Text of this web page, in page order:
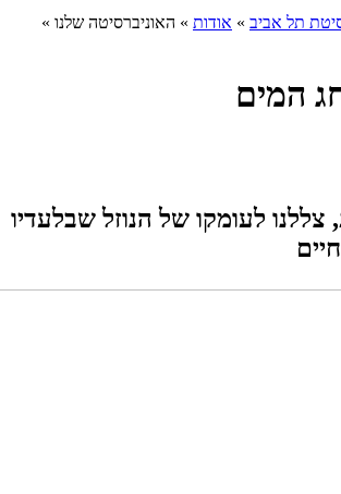
תל אביב » אודות » האוניברסיטה שלנו »
המים
צללנו לעומקו של הנוזל שבלעדיו